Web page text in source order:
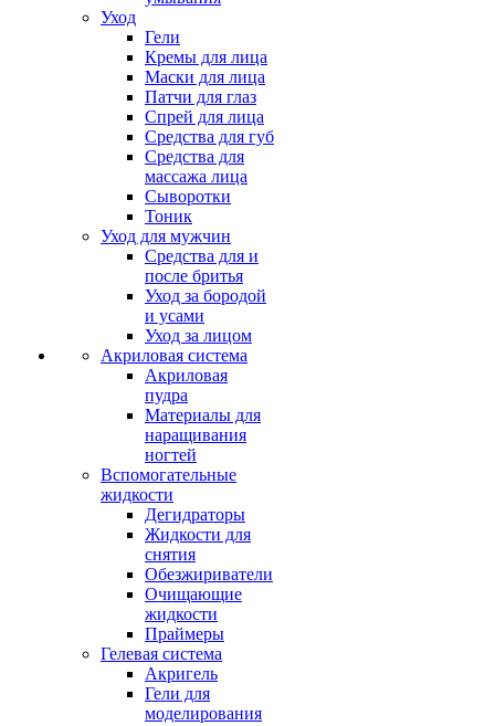
Уход
Гели
Кремы для лица
Маски для лица
Патчи для глаз
Спрей для лица
Средства для губ
Средства для
массажа лица
Сыворотки
Тоник
Уход для мужчин
Средства для и
после бритья
Уход за бородой
и усами
Уход за лицом
Акриловая система
Акриловая
пудра
Материалы для
наращивания
ногтей
Вспомогательные
жидкости
Дегидраторы
Жидкости для
снятия
Обезжириватели
Очищающие
жидкости
Праймеры
Гелевая система
Акригель
Гели для
моделирования